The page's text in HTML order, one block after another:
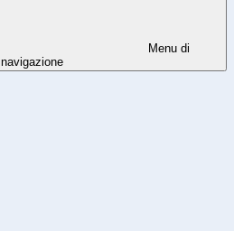
Menu di
navigazione